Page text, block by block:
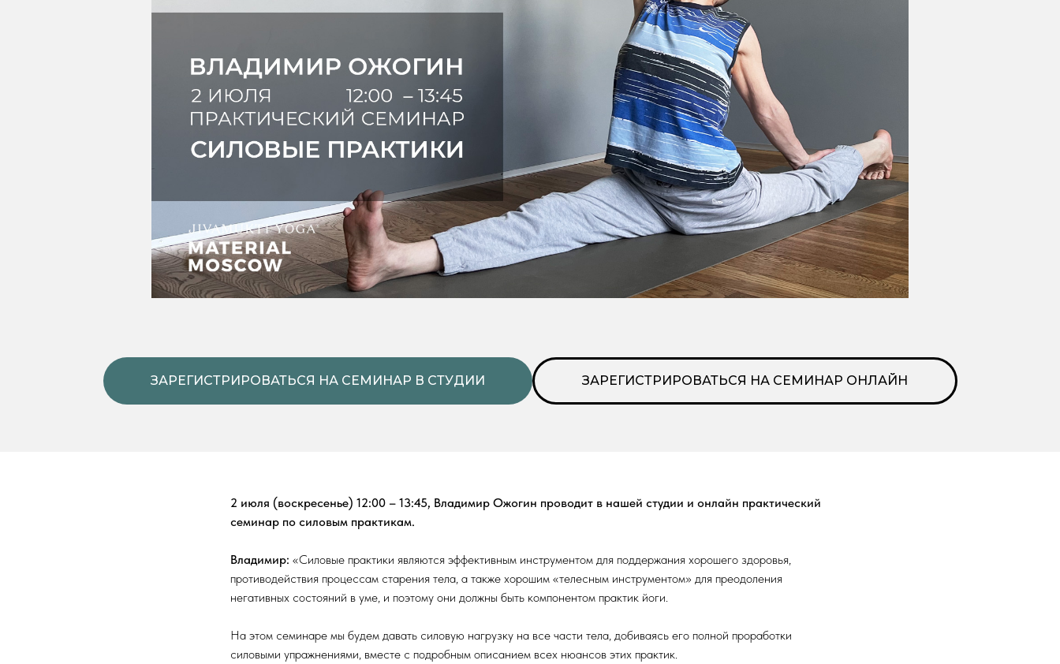
ЗАРЕГИСТРИРОВАТЬСЯ НА СЕМИНАР В СТУДИИ ЗАРЕГИСТРИРОВАТЬСЯ НА СЕМИНАР ОНЛАЙН
2 июля (воскресенье) 12:00 – 13:45, Владимир Ожогин проводит в нашей студии и онлайн практический
семинар по силовым практикам.
Владимир: «Силовые практики являются эффективным инструментом для поддержания хорошего здоровья,
противодействия процессам старения тела, а также хорошим «телесным инструментом» для преодоления
негативных состояний в уме, и поэтому они должны быть компонентом практик йоги.
На этом семинаре мы будем давать силовую нагрузку на все части тела, добиваясь его полной проработки
силовыми упражнениями, вместе с подробным описанием всех нюансов этих практик.